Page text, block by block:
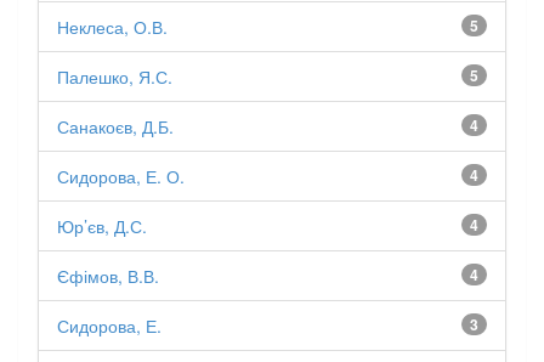
5
Неклеса, О.В.
5
Палешко, Я.С.
4
Санакоєв, Д.Б.
4
Сидорова, Е. О.
4
Юр’єв, Д.С.
4
Єфімов, В.В.
3
Сидорова, Е.